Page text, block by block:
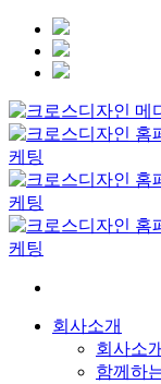
회사소개
회사소개
함께하